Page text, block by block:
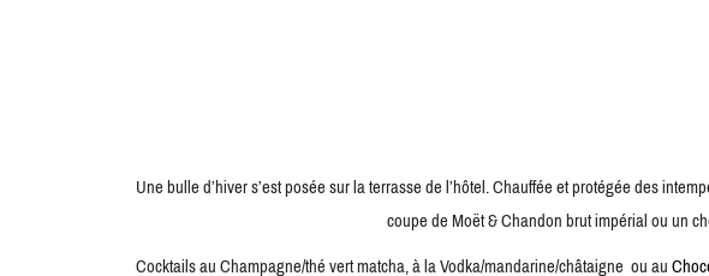
Une bulle d’hiver s’est posée sur la terrasse de l’hôtel. Chauffée et protégée des
coupe de Moët & Chandon brut impérial ou un
Cocktails au Champagne/thé vert matcha, à la Vodka/mandarine/châtaigne ou au